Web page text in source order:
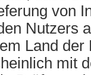
von
Nutzers
Land der
mit